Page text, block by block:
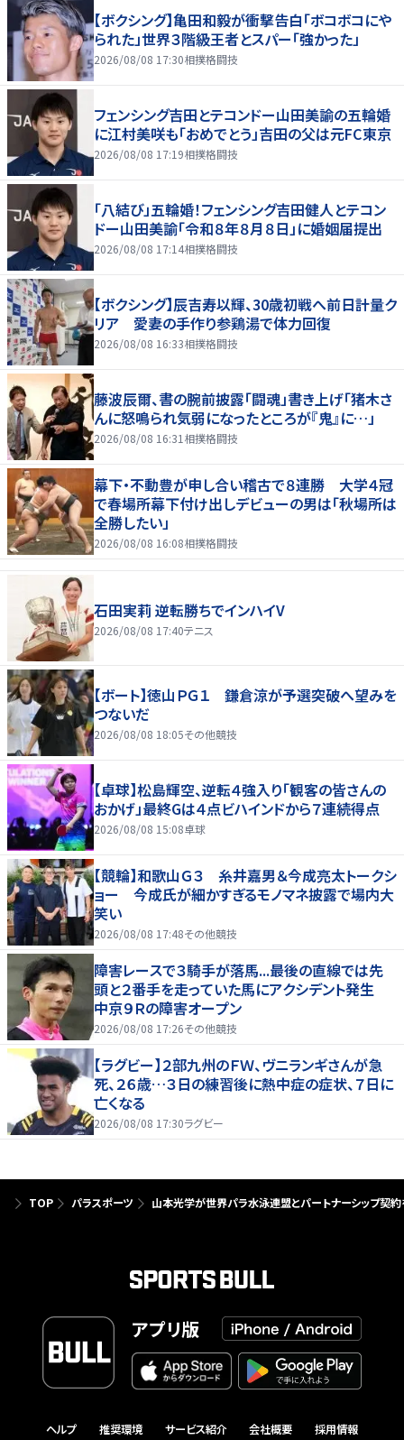
【ボクシング】亀田和毅が衝撃告白「ボコボコにや
られた」世界３階級王者とスパー「強かった」
2026/08/08 17:30相撲格闘技
フェンシング吉田とテコンドー山田美諭の五輪婚
に江村美咲も「おめでとう」吉田の父は元FC東京
2026/08/08 17:19相撲格闘技
「八結び」五輪婚！フェンシング吉田健人とテコン
ドー山田美諭「令和８年８月８日」に婚姻届提出
2026/08/08 17:14相撲格闘技
【ボクシング】辰吉寿以輝、30歳初戦へ前日計量ク
リア 愛妻の手作り参鶏湯で体力回復
2026/08/08 16:33相撲格闘技
藤波辰爾、書の腕前披露「闘魂」書き上げ「猪木さ
んに怒鳴られ気弱になったところが『鬼』に…」
2026/08/08 16:31 相撲格闘技
幕下・不動豊が申し合い稽古で８連勝 大学４冠
で春場所幕下付け出しデビューの男は「秋場所は
全勝したい」
2026/08/08 16:08相撲格闘技
石田実莉 逆転勝ちでインハイV
2026/08/08 17:40テニス
【ボート】徳山ＰＧ１ 鎌倉涼が予選突破へ望みを
つないだ
2026/08/08 18:05その他競技
【卓球】松島輝空、逆転４強入り「観客の皆さんの
おかげ」最終Gは４点ビハインドから７連続得点
2026/08/08 15:08卓球
【競輪】和歌山Ｇ３ 糸井嘉男＆今成亮太トークシ
ョー 今成氏が細かすぎるモノマネ披露で場内大
笑い
2026/08/08 17:48その他競技
障害レースで３騎手が落馬...最後の直線では先
頭と２番手を走っていた馬にアクシデント発生
中京９Ｒの障害オープン
2026/08/08 17:26その他競技
【ラグビー】２部九州のＦＷ、ヴニランギさんが急
死、２６歳…３日の練習後に熱中症の症状、７日に
亡くなる
2026/08/08 17:30ラグビー
TOP パラスポーツ 山本光学が世界パラ水泳連盟とパートナーシップ契約
アプリ版
ヘルプ 推奨環境 サービス紹介 会社概要 採用情報